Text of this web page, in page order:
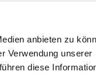
anbieten zu
Verwendung unserer
diese
Eimy